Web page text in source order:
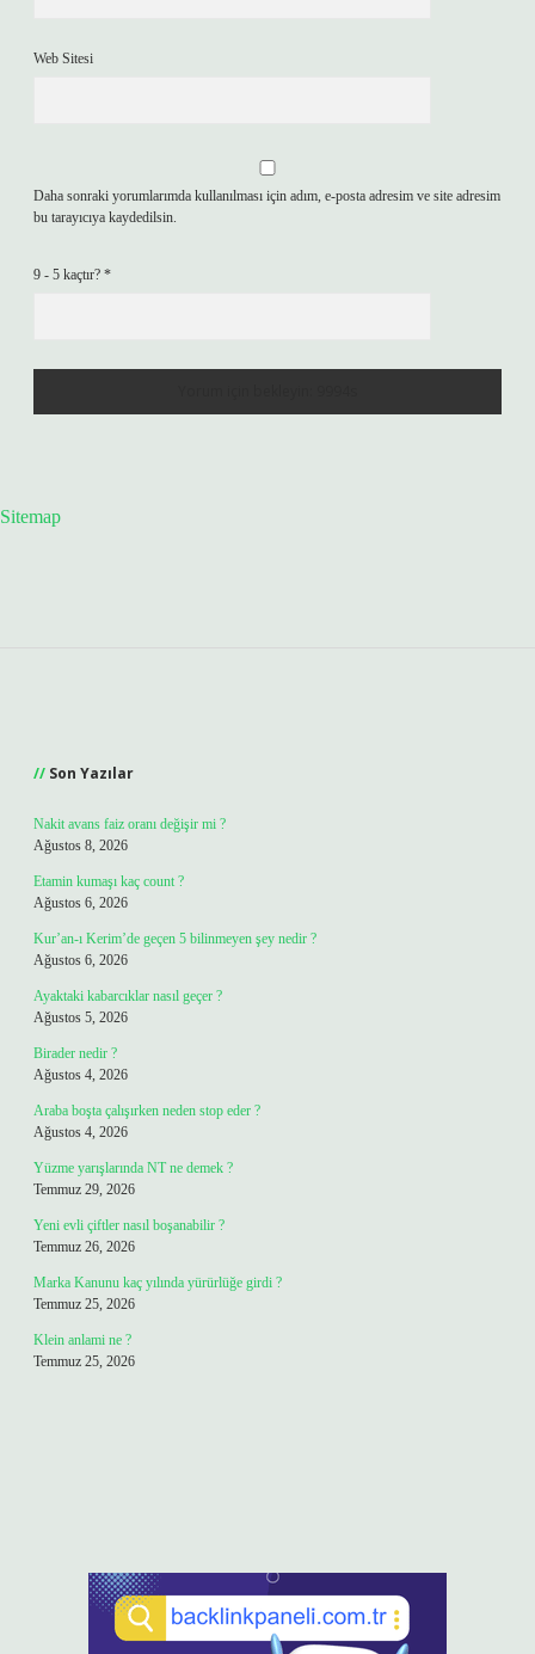
Web Sitesi
Daha sonraki yorumlarımda kullanılması için adım, e-posta adresim ve site adresim
bu tarayıcıya kaydedilsin.
9 - 5 kaçtır? *
Sitemap
Son Yazılar
Nakit avans faiz oranı değişir mi ?
Ağustos 8, 2026
Etamin kumaşı kaç count ?
Ağustos 6, 2026
Kur’an-ı Kerim’de geçen 5 bilinmeyen şey nedir ?
Ağustos 6, 2026
Ayaktaki kabarcıklar nasıl geçer ?
Ağustos 5, 2026
Birader nedir ?
Ağustos 4, 2026
Araba boşta çalışırken neden stop eder ?
Ağustos 4, 2026
Yüzme yarışlarında NT ne demek ?
Temmuz 29, 2026
Yeni evli çiftler nasıl boşanabilir ?
Temmuz 26, 2026
Marka Kanunu kaç yılında yürürlüğe girdi ?
Temmuz 25, 2026
Klein anlami ne ?
Temmuz 25, 2026